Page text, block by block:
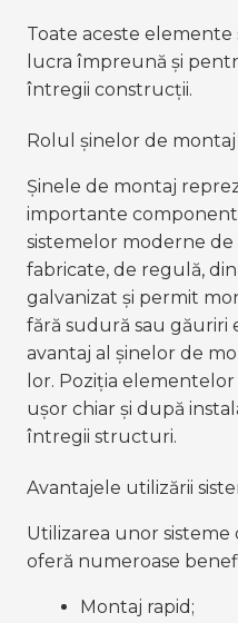
Toate aceste
lucra împreună și
întregii construcții.
Rolul șinelor de montaj
Șinele de montaj
importante
sistemelor moderne de
fabricate, de regulă,
galvanizat și permit
fără sudură sau găuriri
avantaj al șinelor de
lor. Poziția
ușor chiar și după
întregii structuri.
Avantajele utilizării
Utilizarea unor
oferă numeroase
Montaj rapid;